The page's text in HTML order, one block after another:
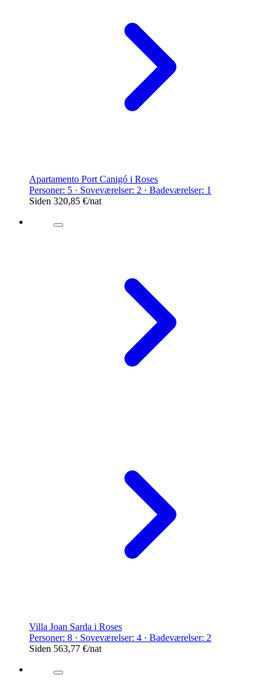
Apartamento Port Canigó i Roses
Personer: 5 · Soveværelser: 2 · Badeværelser: 1
Siden 320,85 €/nat
Villa Joan Sarda i Roses
Personer: 8 · Soveværelser: 4 · Badeværelser: 2
Siden 563,77 €/nat